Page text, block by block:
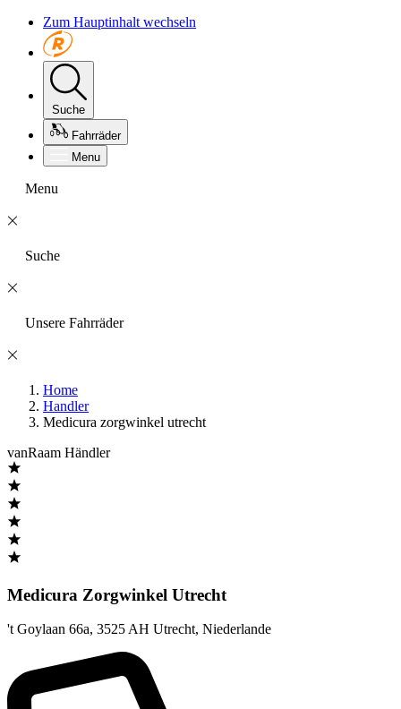
Zum Hauptinhalt wechseln
Suche
Fahrräder
Menu
Menu
Suche
Unsere Fahrräder
Home
Handler
Medicura zorgwinkel utrecht
vanRaam Händler
Medicura Zorgwinkel Utrecht
't Goylaan 66a, 3525 AH Utrecht, Niederlande